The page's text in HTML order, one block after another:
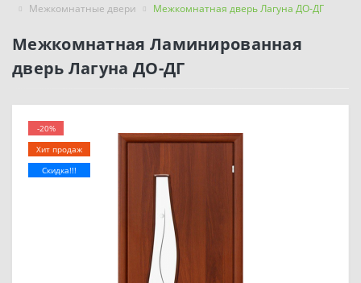
Межкомнатные двери Межкомнатная дверь Лагуна ДО-ДГ
Межкомнатная Ламинированная
дверь Лагуна ДО-ДГ
-20%
Хит продаж
Скидка!!!